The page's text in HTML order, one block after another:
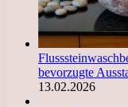
bevorzugte
13.02.2026